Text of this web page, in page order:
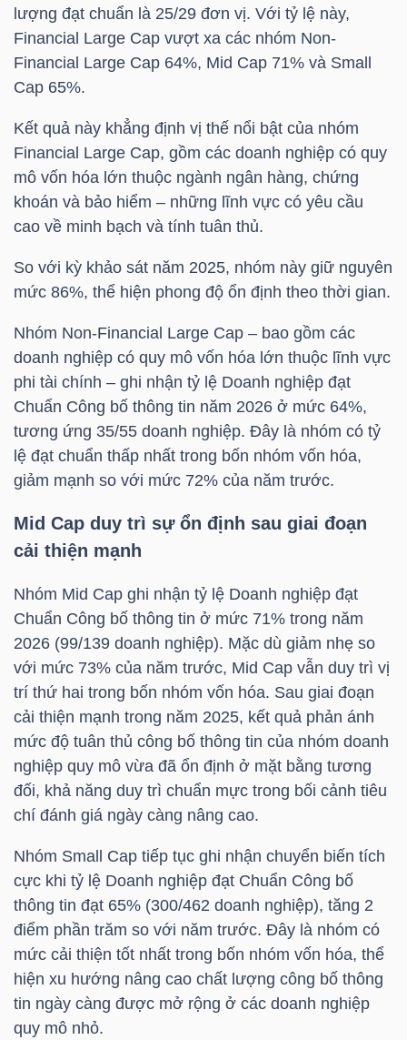
lượng đạt chuẩn là 25/29 đơn vị. Với tỷ lệ này,
Financial Large Cap vượt xa các nhóm Non-
Financial Large Cap 64%, Mid Cap 71% và Small
Cap 65%.
Kết quả này khẳng định vị thế nổi bật của nhóm
Financial Large Cap, gồm các doanh nghiệp có quy
mô vốn hóa lớn thuộc ngành ngân hàng, chứng
khoán và bảo hiểm – những lĩnh vực có yêu cầu
cao về minh bạch và tính tuân thủ.
So với kỳ khảo sát năm 2025, nhóm này giữ nguyên
mức 86%, thể hiện phong độ ổn định theo thời gian.
Nhóm Non-Financial Large Cap – bao gồm các
doanh nghiệp có quy mô vốn hóa lớn thuộc lĩnh vực
phi tài chính – ghi nhận tỷ lệ Doanh nghiệp đạt
Chuẩn Công bố thông tin năm 2026 ở mức 64%,
tương ứng 35/55 doanh nghiệp. Đây là nhóm có tỷ
lệ đạt chuẩn thấp nhất trong bốn nhóm vốn hóa,
giảm mạnh so với mức 72% của năm trước.
Mid Cap duy trì sự ổn định sau giai đoạn
cải thiện mạnh
Nhóm Mid Cap ghi nhận tỷ lệ Doanh nghiệp đạt
Chuẩn Công bố thông tin ở mức 71% trong năm
2026 (99/139 doanh nghiệp). Mặc dù giảm nhẹ so
với mức 73% của năm trước, Mid Cap vẫn duy trì vị
trí thứ hai trong bốn nhóm vốn hóa. Sau giai đoạn
cải thiện mạnh trong năm 2025, kết quả phản ánh
mức độ tuân thủ công bố thông tin của nhóm doanh
nghiệp quy mô vừa đã ổn định ở mặt bằng tương
đối, khả năng duy trì chuẩn mực trong bối cảnh tiêu
chí đánh giá ngày càng nâng cao.
Nhóm Small Cap tiếp tục ghi nhận chuyển biến tích
cực khi tỷ lệ Doanh nghiệp đạt Chuẩn Công bố
thông tin đạt 65% (300/462 doanh nghiệp), tăng 2
điểm phần trăm so với năm trước. Đây là nhóm có
mức cải thiện tốt nhất trong bốn nhóm vốn hóa, thể
hiện xu hướng nâng cao chất lượng công bố thông
tin ngày càng được mở rộng ở các doanh nghiệp
quy mô nhỏ.
CỤ
TRUY
XUẤT
DỮ
Ngành
VS-
SECTOR
LƯỢNG
NGUYÊN
VẬT
LIỆU
CÔNG
TIÊU
DÙNG
KHÔNG
THIẾT